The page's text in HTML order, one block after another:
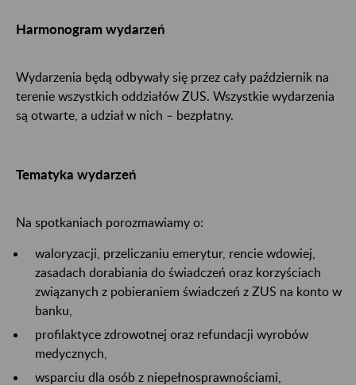
Harmonogram wydarzeń
Wydarzenia będą odbywały się przez cały październik na
terenie wszystkich oddziałów ZUS. Wszystkie wydarzenia
są otwarte, a udział w nich – bezpłatny.
Tematyka wydarzeń
Na spotkaniach porozmawiamy o:
waloryzacji, przeliczaniu emerytur, rencie wdowiej,
zasadach dorabiania do świadczeń oraz korzyściach
związanych z pobieraniem świadczeń z ZUS na konto w
banku,
profilaktyce zdrowotnej oraz refundacji wyrobów
medycznych,
wsparciu dla osób z niepełnosprawnościami,